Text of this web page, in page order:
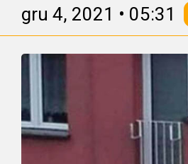
gru 4, 2021 • 05:31